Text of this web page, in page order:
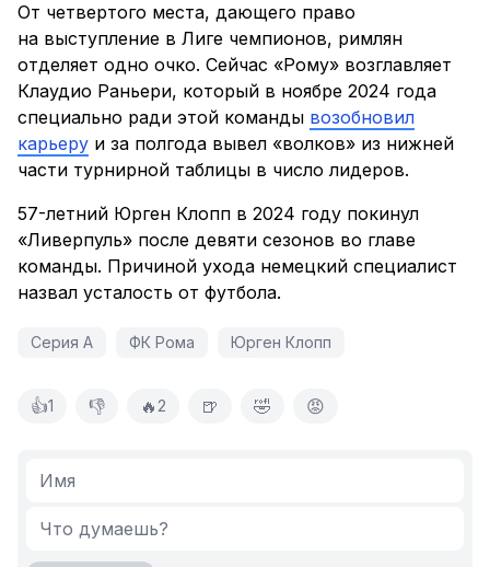
От четвертого места, дающего право
на выступление в Лиге чемпионов, римлян
отделяет одно очко. Сейчас «Рому» возглавляет
Клаудио Раньери, который в ноябре 2024 года
специально ради этой команды возобновил
карьеру и за полгода вывел «волков» из нижней
части турнирной таблицы в число лидеров.
57-летний Юрген Клопп в 2024 году покинул
«Ливерпуль» после девяти сезонов во главе
команды. Причиной ухода немецкий специалист
назвал усталость от футбола.
Серия А ФК Рома Юрген Клопп
👍1 👎 🔥 2 🍺 🤣 😡